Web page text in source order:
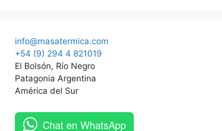
info@masatermica.com
+54 (9) 294 4 821019
El Bolsón, Río Negro
Patagonia Argentina
América del Sur
Chat en WhatsApp